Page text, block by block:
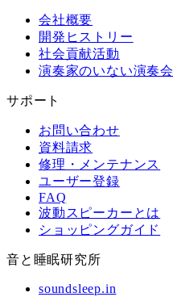
会社概要
開発ヒストリー
社会貢献活動
演奏家のいない演奏会
サポート
お問い合わせ
資料請求
修理・メンテナンス
ユーザー登録
FAQ
波動スピーカーとは
ショッピングガイド
音と睡眠研究所
soundsleep.in